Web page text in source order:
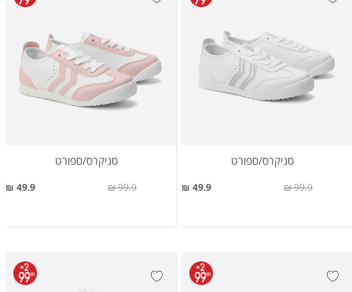
סניקרס/ספורט
49.9 ₪ 99.9 ₪
סניקרס/ספורט
49.9 ₪ 99.9 ₪